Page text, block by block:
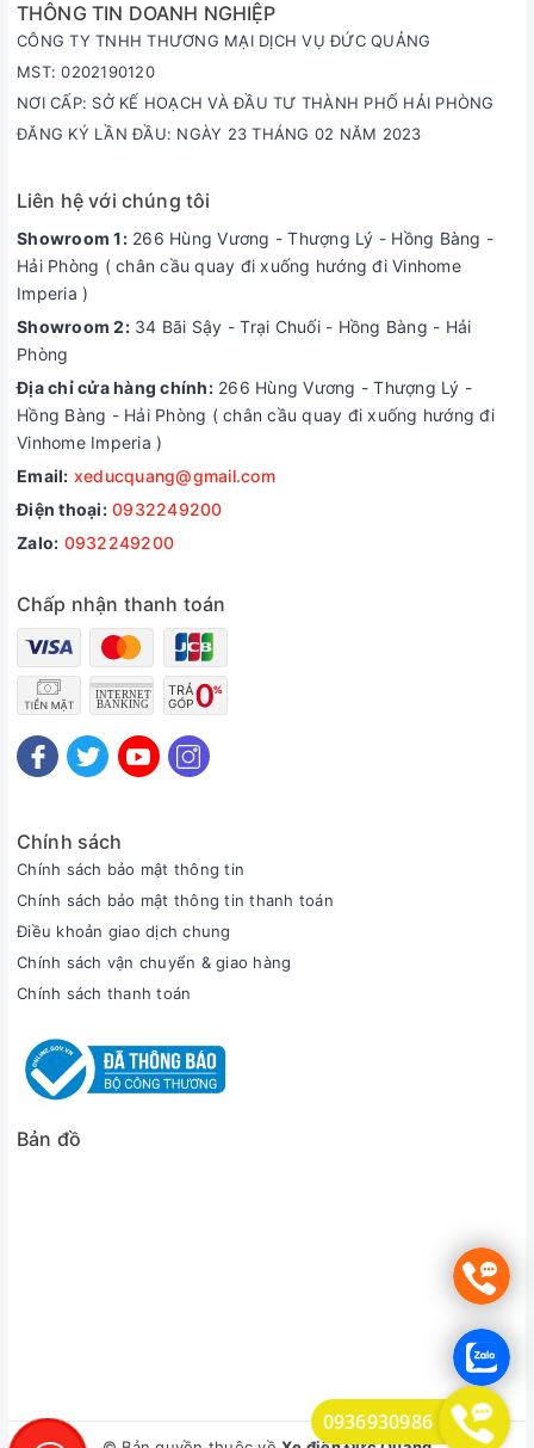
0936930986
THÔNG TIN DOANH NGHIỆP
CÔNG TY TNHH THƯƠNG MẠI DỊCH VỤ ĐỨC QUẢNG
MST: 0202190120
NƠI CẤP: SỞ KẾ HOẠCH VÀ ĐẦU TƯ THÀNH PHỐ HẢI PHÒNG
ĐĂNG KÝ LẦN ĐẦU: NGÀY 23 THÁNG 02 NĂM 2023
Liên hệ với chúng tôi
Showroom 1:266 Hùng Vương - Thượng Lý - Hồng Bàng -
Hải Phòng ( chân cầu quay đi xuống hướng đi Vinhome
Imperia )
Showroom 2:34 Bãi Sậy - Trại Chuối - Hồng Bàng - Hải
Phòng
Địa chỉ cửa hàng chính:266 Hùng Vương - Thượng Lý -
Hồng Bàng - Hải Phòng ( chân cầu quay đi xuống hướng đi
Vinhome Imperia )
Email: xeducquang@gmail.com
Điện thoại: 0932249200
Zalo: 0932249200
Chấp nhận thanh toán
Chính sách
Chính sách bảo mật thông tin
Chính sách bảo mật thông tin thanh toán
Điều khoản giao dịch chung
Chính sách vận chuyển & giao hàng
Chính sách thanh toán
Bản đồ